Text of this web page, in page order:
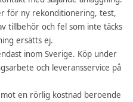
för ny rekonditionering, test,
tillbehör och fel som inte täcks
ersätts ej.
inom Sverige. Köp under
och leveransservice på
en rörlig kostnad beroende